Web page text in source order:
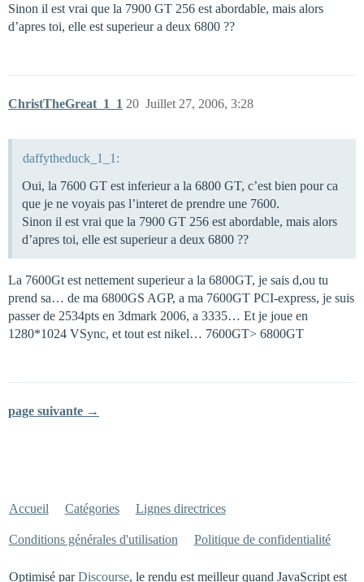
Sinon il est vrai que la 7900 GT 256 est abordable, mais alors
d’apres toi, elle est superieur a deux 6800 ??
ChristTheGreat_1_1 Juillet 27, 2006, 3:28
20
daffytheduck_1_1:
Oui, la 7600 GT est inferieur a la 6800 GT, c’est bien pour ca
que je ne voyais pas l’interet de prendre une 7600.
Sinon il est vrai que la 7900 GT 256 est abordable, mais alors
d’apres toi, elle est superieur a deux 6800 ??
La 7600Gt est nettement superieur a la 6800GT, je sais d,ou tu
prend sa… de ma 6800GS AGP, a ma 7600GT PCI-express, je suis
passer de 2534pts en 3dmark 2006, a 3335… Et je joue en
1280*1024 VSync, et tout est nikel… 7600GT> 6800GT
page suivante →
Accueil Catégories Lignes directrices
Conditions générales d'utilisation Politique de confidentialité
Optimisé parDiscourse, le rendu est meilleur quand JavaScript est